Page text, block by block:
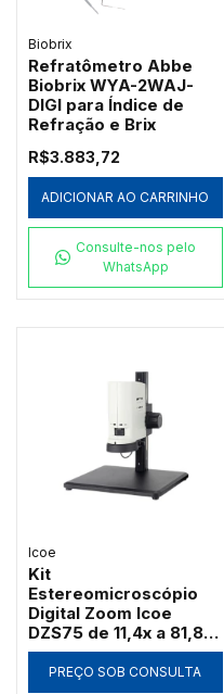
Biobrix
Refratômetro Abbe
Biobrix WYA-2WAJ-
DIGI para Índice de
Refração e Brix
R$3.883,72
ADICIONAR AO CARRINHO
Consulte-nos pelo
WhatsApp
Icoe
Kit
Estereomicroscópio
Digital Zoom Icoe
DZS75 de 11,4x a 81,8x
Câmera 4MP Anel LED
HDMI Wi-Fi (Sem Tela)
PREÇO SOB CONSULTA